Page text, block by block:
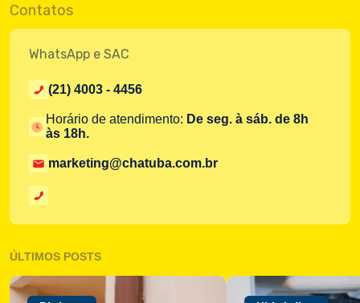
Contatos
WhatsApp e SAC
(21) 4003 - 4456
Horário de atendimento: De seg. à sáb. de 8h
às 18h.
marketing@chatuba.com.br
ÚLTIMOS POSTS